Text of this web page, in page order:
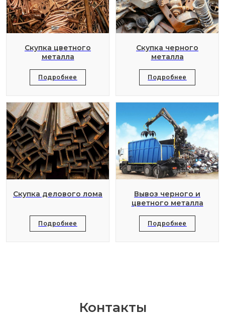
Скупка цветного
металла
Подробнее
Скупка черного
металла
Подробнее
Скупка делового лома
Подробнее
Вывоз черного и
цветного металла
Подробнее
Контакты